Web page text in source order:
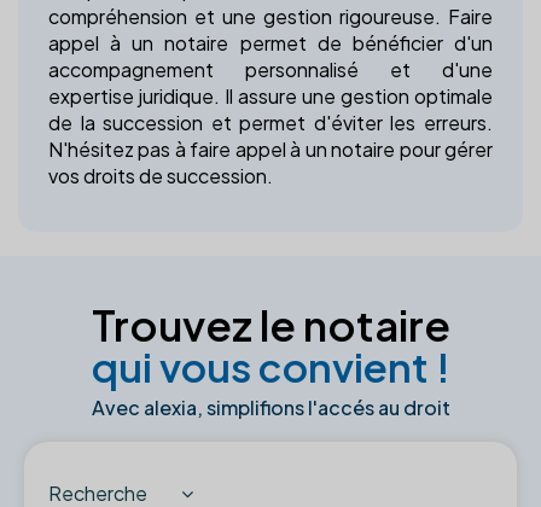
compréhension et une gestion rigoureuse. Faire
appel à un notaire permet de bénéficier d'un
accompagnement personnalisé et d'une
expertise juridique. Il assure une gestion optimale
de la succession et permet d'éviter les erreurs.
N'hésitez pas à faire appel à un notaire pour gérer
vos droits de succession.
Trouvez le notaire
qui vous convient !
Avec alexia, simplifions l'accés au droit
Recherche